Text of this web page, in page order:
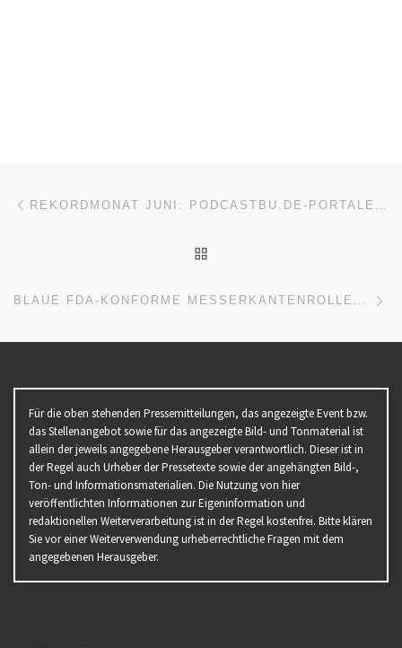
Beitragsnavigation
BLAUE FDA-KONFORME MESSERKANTENROLLEN VON IGUS FÜR HÖCHSTE BANDGESCHWINDIGKEITEN
Für die oben stehenden Pressemitteilungen, das angezeigte Event bzw.
das Stellenangebot sowie für das angezeigte Bild- und Tonmaterial ist
allein der jeweils angegebene Herausgeber verantwortlich. Dieser ist in
der Regel auch Urheber der Pressetexte sowie der angehängten Bild-,
Ton- und Informationsmaterialien. Die Nutzung von hier
veröffentlichten Informationen zur Eigeninformation und
redaktionellen Weiterverarbeitung ist in der Regel kostenfrei. Bitte klären
Sie vor einer Weiterverwendung urheberrechtliche Fragen mit dem
angegebenen Herausgeber.